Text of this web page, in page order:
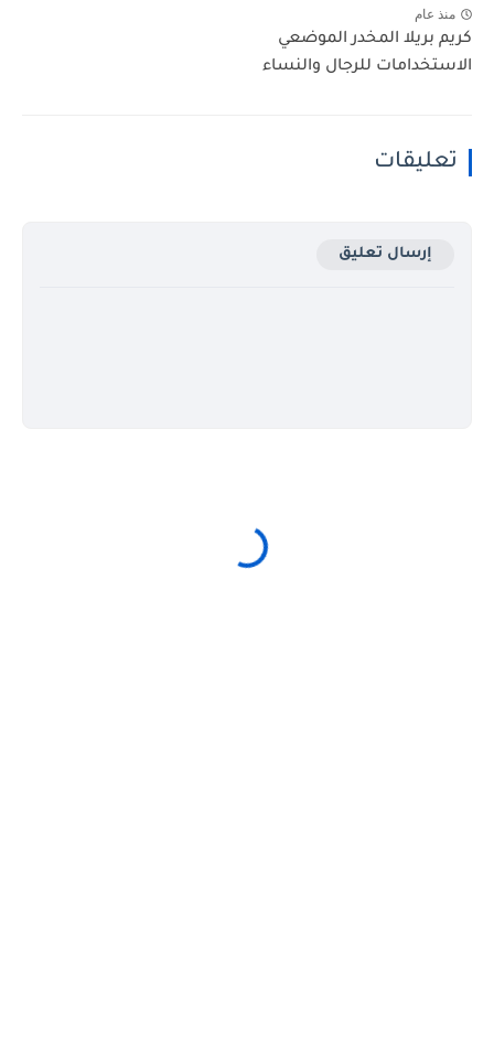
منذ عام
كريم بريلا المخدر الموضعي
الاستخدامات للرجال والنساء
تعليقات
إرسال تعليق